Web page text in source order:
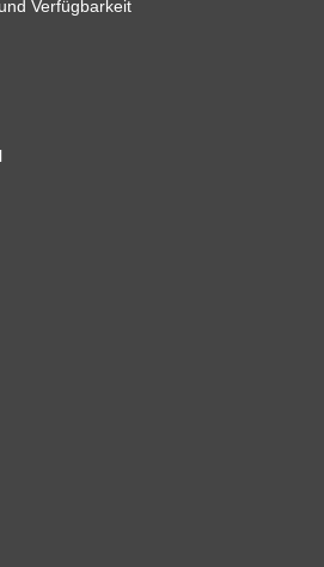
entnehmen Sie bitte
Ihnen den Abschluss einer
Verfügbarkeit